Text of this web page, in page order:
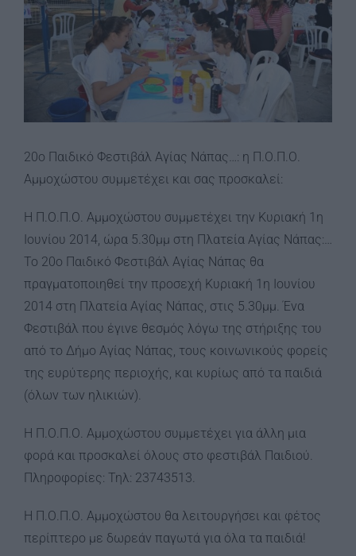
20ο Παιδικό Φεστιβάλ Αγίας Νάπας…: η Π.Ο.Π.Ο.
Αμμοχώστου συμμετέχει και σας προσκαλεί:
Η Π.Ο.Π.Ο. Αμμοχώστου συμμετέχει την Κυριακή 1η
Ιουνίου 2014, ώρα 5.30μμ στη Πλατεία Αγίας Νάπας:…
Το 20ο Παιδικό Φεστιβάλ Αγίας Νάπας θα
πραγματοποιηθεί την προσεχή Κυριακή 1η Ιουνίου
2014 στη Πλατεία Αγίας Νάπας, στις 5.30μμ. Ένα
Φεστιβάλ που έγινε θεσμός λόγω της στήριξης του
από το Δήμο Αγίας Νάπας, τους κοινωνικούς φορείς
της ευρύτερης περιοχής, και κυρίως από τα παιδιά
(όλων των ηλικιών).
Η Π.Ο.Π.Ο. Αμμοχώστου συμμετέχει για άλλη μια
φορά και προσκαλεί όλους στο φεστιβάλ Παιδιού.
Πληροφορίες: Τηλ: 23743513.
Η Π.Ο.Π.Ο. Αμμοχώστου θα λειτουργήσει και φέτος
περίπτερο με δωρεάν παγωτά για όλα τα παιδιά!